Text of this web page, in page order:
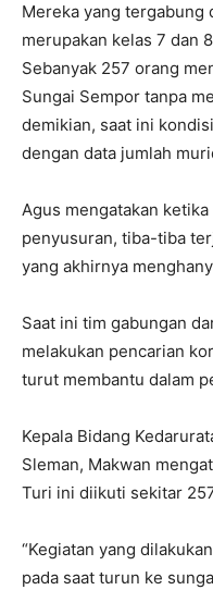
Mereka yang tergabung
merupakan kelas 7 dan
Sebanyak 257 orang
Sungai Sempor tanpa
demikian, saat ini
dengan data jumlah
Agus mengatakan
penyusuran, tiba-tiba
yang akhirnya
Saat ini tim gabungan
melakukan pencarian
turut membantu dalam
Kepala Bidang
Sleman, Makwan
Turi ini diikuti sekitar
“Kegiatan yang
pada saat turun ke